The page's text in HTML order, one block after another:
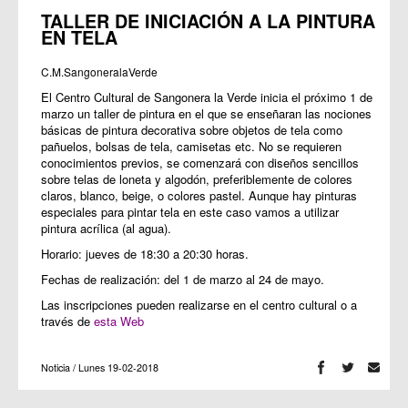
TALLER DE INICIACIÓN A LA PINTURA
EN TELA
C.M.SangoneralaVerde
El Centro Cultural de Sangonera la Verde inicia el próximo 1 de
marzo un taller de pintura en el que se enseñaran las nociones
básicas de pintura decorativa sobre objetos de tela como
pañuelos, bolsas de tela, camisetas etc. No se requieren
conocimientos previos, se comenzará con diseños sencillos
sobre telas de loneta y algodón, preferiblemente de colores
claros, blanco, beige, o colores pastel. Aunque hay pinturas
especiales para pintar tela en este caso vamos a utilizar
pintura acrílica (al agua).
Horario: jueves de 18:30 a 20:30 horas.
Fechas de realización: del 1 de marzo al 24 de mayo.
Las inscripciones pueden realizarse en el centro cultural o a
través de esta Web
Noticia / Lunes 19-02-2018